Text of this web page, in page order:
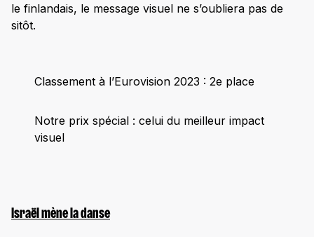
le finlandais, le message visuel ne s’oubliera pas de
sitôt.
Classement à l’Eurovision 2023 : 2e place
Notre prix spécial : celui du meilleur impact
visuel
Israël mène la danse